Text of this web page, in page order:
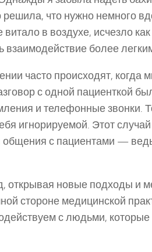
что нужно немного
в воздухе, исчезло
более
часто происходят, когда
с одной пациенткой
и телефонные звонки.
игнорируемой. Этот
с пациентами —
открывая новые подходы и
стороне медицинской
с людьми,